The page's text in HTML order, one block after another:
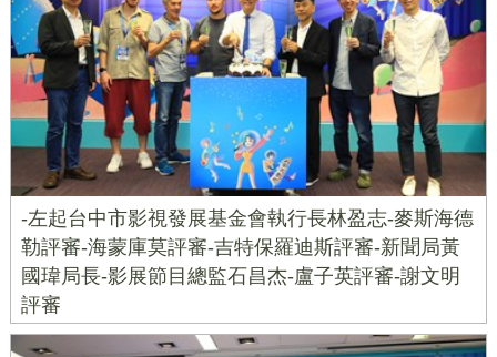
-左起台中市影視發展基金會執行長林盈志-麥斯海德
勒評審-海蒙庫莫評審-吉特保羅迪斯評審-新聞局黃
國瑋局長-影展節目總監石昌杰-盧子英評審-謝文明
評審